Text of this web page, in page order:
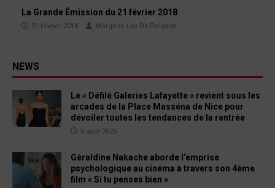
La Grande Émission du 21 février 2018
21 février 2018 Morgane Las Dit Peisson
NEWS
Le « Défilé Galeries Lafayette » revient sous les
arcades de la Place Masséna de Nice pour
dévoiler toutes les tendances de la rentrée
6 août 2026
Géraldine Nakache aborde l’emprise
psychologique au cinéma à travers son 4ème
film « Si tu penses bien »